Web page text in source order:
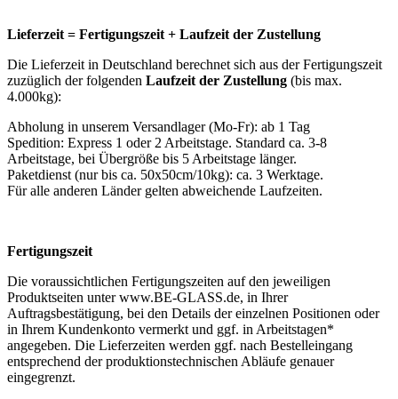
Lieferzeit = Fertigungszeit + Laufzeit der Zustellung
Die Lieferzeit in Deutschland berechnet sich aus der Fertigungszeit
zuzüglich der folgenden Laufzeit der Zustellung (bis max.
4.000kg):
Abholung in unserem Versandlager (Mo-Fr): ab 1 Tag
Spedition: Express 1 oder 2 Arbeitstage. Standard ca. 3-8
Arbeitstage, bei Übergröße bis 5 Arbeitstage länger.
Paketdienst (nur bis ca. 50x50cm/10kg): ca. 3 Werktage.
Für alle anderen Länder gelten abweichende Laufzeiten.
Fertigungszeit
Die voraussichtlichen Fertigungszeiten auf den jeweiligen
Produktseiten unter www.BE-GLASS.de, in Ihrer
Auftragsbestätigung, bei den Details der einzelnen Positionen oder
in Ihrem Kundenkonto vermerkt und ggf. in Arbeitstagen*
angegeben. Die Lieferzeiten werden ggf. nach Bestelleingang
entsprechend der produktionstechnischen Abläufe genauer
eingegrenzt.